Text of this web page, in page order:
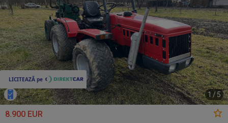
1/5
8.900 EUR